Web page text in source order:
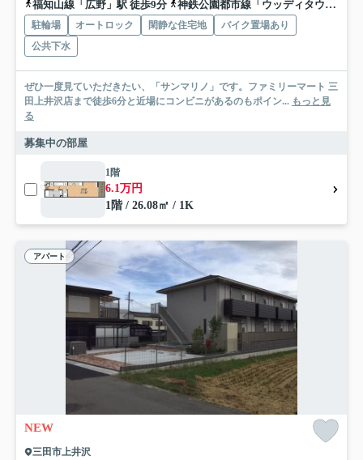
福知山線「広野」駅 徒歩9分
神鉄公園都市線「ウッディタウン中央」駅 バス22分 神姫バス「新下内神」 停歩10分
駐輪場 オートロック 閑静な住宅地
バイク置場あり
公共下水
ぜひ一度見ていただきたい、「サンマリノ」です。ファミリーマート 三
田上井沢店まで徒歩6分と近場にコンビニがあるのもポイン... もっと見
る
募集中の部屋
1階
6.1万円
1階 / 26.08㎡ / 1K
アパート
NEW
三田市上井沢